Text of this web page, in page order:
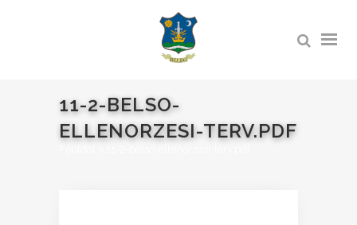
11-2-BELSO-
ELLENORZESI-TERV.PDF